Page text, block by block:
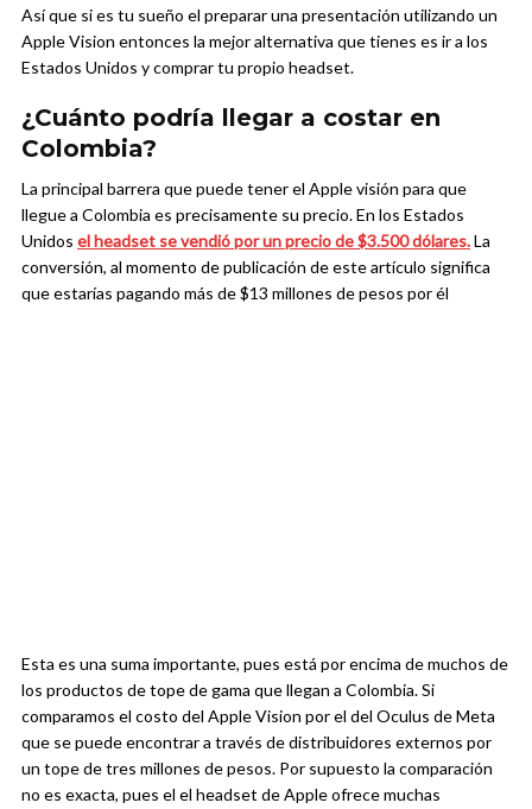
Así que si es tu sueño el preparar una presentación utilizando un
Apple Vision entonces la mejor alternativa que tienes es ir a los
Estados Unidos y comprar tu propio headset.
¿Cuánto podría llegar a costar en
Colombia?
La principal barrera que puede tener el Apple visión para que
llegue a Colombia es precisamente su precio. En los Estados
Unidos el headset se vendió por un precio de $3.500 dólares.La
conversión, al momento de publicación de este artículo significa
que estarías pagando más de $13 millones de pesos por él
Esta es una suma importante, pues está por encima de muchos de
los productos de tope de gama que llegan a Colombia. Si
comparamos el costo del Apple Vision por el del Oculus de Meta
que se puede encontrar a través de distribuidores externos por
un tope de tres millones de pesos. Por supuesto la comparación
no es exacta, pues el el headset de Apple ofrece muchas